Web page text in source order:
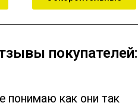
покупателей:
понимаю как они так